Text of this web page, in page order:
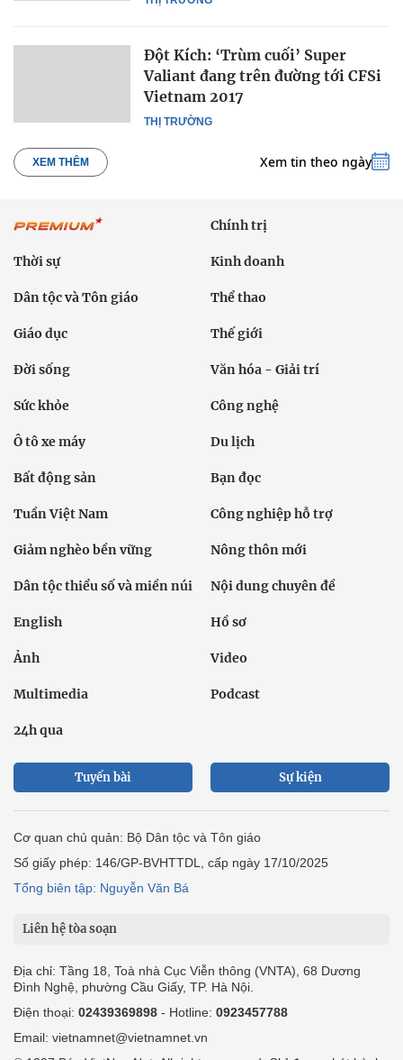
THỊ TRƯỜNG
Đột Kích: ‘Trùm cuối’ Super
Valiant đang trên đường tới CFSi
Vietnam 2017
XEM THÊM Xem tin theo ngày
Chính trị
Thời sự Kinh doanh
Dân tộc và Tôn giáo Thể thao
Giáo dục Thế giới
Đời sống Văn hóa - Giải trí
Sức khỏe Công nghệ
Ô tô xe máy Du lịch
Bất động sản Bạn đọc
Tuần Việt Nam Công nghiệp hỗ trợ
Giảm nghèo bền vững Nông thôn mới
Dân tộc thiểu số và miền núi Nội dung chuyên đề
English Hồ sơ
Ảnh Video
Multimedia Podcast
24h qua
Tuyến bài Sự kiện
Cơ quan chủ quản: Bộ Dân tộc và Tôn giáo
Số giấy phép: 146/GP-BVHTTDL, cấp ngày 17/10/2025
Tổng biên tập: Nguyễn Văn Bá
Liên hệ tòa soạn
Địa chỉ: Tầng 18, Toà nhà Cục Viễn thông (VNTA), 68 Dương
Đình Nghệ, phường Cầu Giấy, TP. Hà Nội.
Điện thoại: 02439369898 - Hotline: 0923457788
Email: vietnamnet@vietnamnet.vn